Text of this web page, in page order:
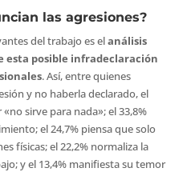
las agresiones?
del trabajo es elanálisis
esta posible infradeclaración
. Así, entre quienes
y no haberla declarado, el
sirve para nada»; el 33,8%
el 24,7% piensa que solo
físicas; el 22,2% normaliza la
y el 13,4% manifiesta su temor